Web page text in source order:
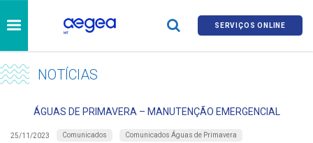
SERVIÇOS ONLINE
NOTÍCIAS
ÁGUAS DE PRIMAVERA – MANUTENÇÃO EMERGENCIAL
25/11/2023 Comunicados Comunicados Águas de Primavera